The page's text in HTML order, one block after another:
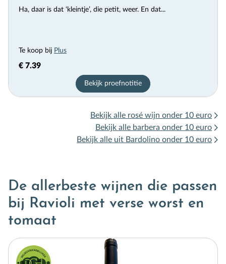
Ha, daar is dat ‘kleintje’, die petit, weer. En dat...
Te koop bij Plus
€ 7.39
Bekijk proefnotitie
Bekijk alle rosé wijn onder 10 euro
Bekijk alle barbera onder 10 euro
Bekijk alle uit Bardolino onder 10 euro
De allerbeste wijnen die passen
bij Ravioli met verse worst en
tomaat